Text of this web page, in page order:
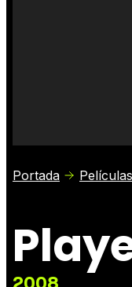
Portada Películas